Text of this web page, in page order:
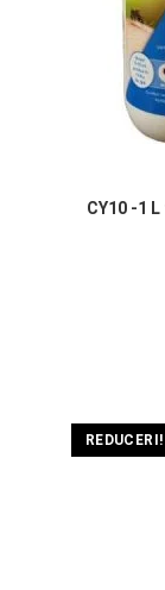
CY10 -1
REDUCERI!